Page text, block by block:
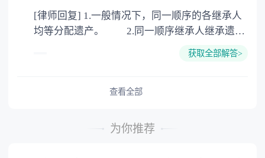
公证。
[律师回复] 1.一般情况下，同一顺序的各继承人
均等分配遗产。 2.同一顺序继承人继承遗产
或者与被继承人共同生活的继承人，分配遗产
的继承人，不尽扶养义务的，分配遗产时，应当
获取全部解答>
查看全部
为你推荐